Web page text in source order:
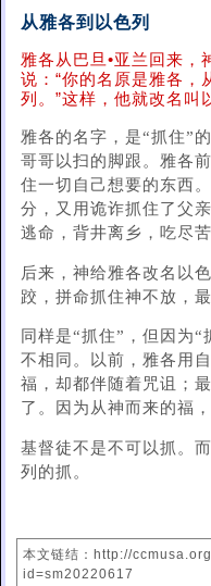
从雅各到以色列
雅各从巴旦•亚兰回来，
说：“你的名原是雅各，
列。”这样，他就改名叫
雅各的名字，是“抓住”
哥哥以扫的脚跟。雅各
住一切自己想要的东西
分，又用诡诈抓住了父
逃命，背井离乡，吃尽苦
后来，神给雅各改名以
跤，拼命抓住神不放，
同样是“抓住”，但因为
不相同。以前，雅各用
福，却都伴随着咒诅；
了。因为从神而来的福
基督徒不是不可以抓。
列的抓。
本文链结：http://
id=sm20220617